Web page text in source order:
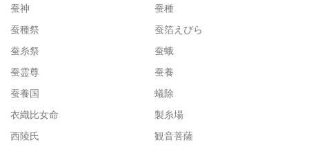
蚕神
蚕種
蚕種祭
蚕箔えびら
蚕糸祭
蚕蛾
蚕霊尊
蚕養
蚕養国
蟻除
衣織比女命
製糸場
西陵氏
観音菩薩